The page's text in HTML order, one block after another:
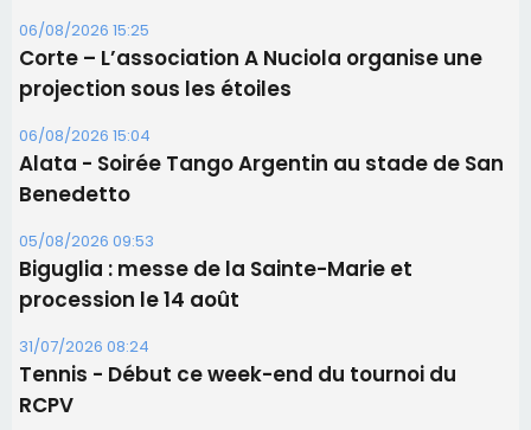
06/08/2026 15:25
Corte – L’association A Nuciola organise une
projection sous les étoiles
06/08/2026 15:04
Alata - Soirée Tango Argentin au stade de San
Benedetto
05/08/2026 09:53
Biguglia : messe de la Sainte-Marie et
procession le 14 août
31/07/2026 08:24
Tennis - Début ce week-end du tournoi du
RCPV